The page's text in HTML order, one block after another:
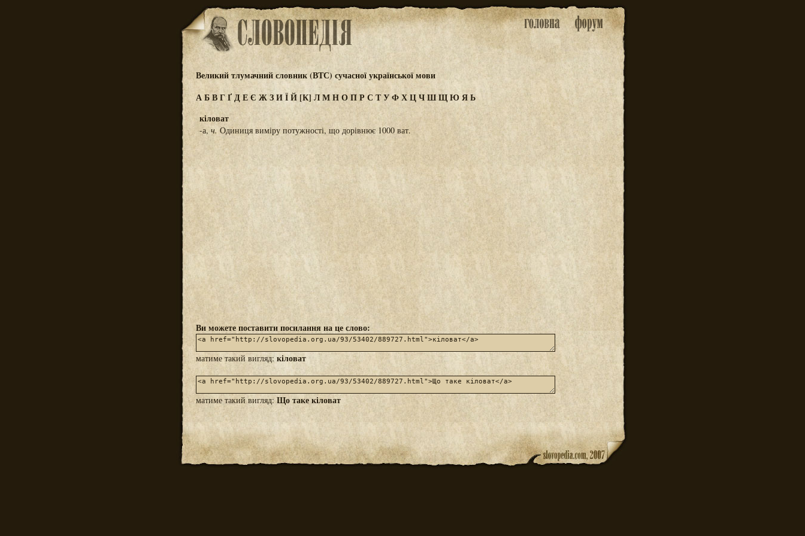
Великий тлумачний словник (ВТС) сучасної української мови
АБВГҐДЕЄ ЖЗИЇЙ [К] ЛМНОПРС ТУФХЦЧШЩЮ ЯЬ
кіловат
-а,ч. Одиниця виміру потужності, що дорівнює 1000 ват.
Ви можете поставити посилання на це слово:
матиме такий вигляд: кіловат
матиме такий вигляд:Що таке кіловат